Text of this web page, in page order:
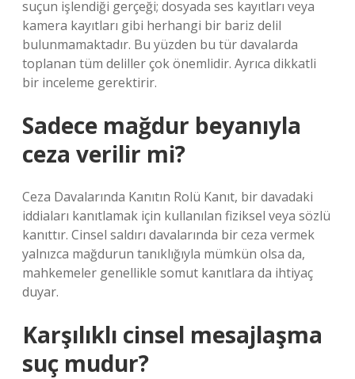
suçun işlendiği gerçeği; dosyada ses kayıtları veya
kamera kayıtları gibi herhangi bir bariz delil
bulunmamaktadır. Bu yüzden bu tür davalarda
toplanan tüm deliller çok önemlidir. Ayrıca dikkatli
bir inceleme gerektirir.
Sadece mağdur beyanıyla
ceza verilir mi?
Ceza Davalarında Kanıtın Rolü Kanıt, bir davadaki
iddiaları kanıtlamak için kullanılan fiziksel veya sözlü
kanıttır. Cinsel saldırı davalarında bir ceza vermek
yalnızca mağdurun tanıklığıyla mümkün olsa da,
mahkemeler genellikle somut kanıtlara da ihtiyaç
duyar.
Karşılıklı cinsel mesajlaşma
suç mudur?